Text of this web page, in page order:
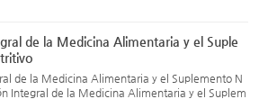
de la Medicina Alimentaria y el Suple
de la Medicina Alimentaria y el Suplemento N
Integral de la Medicina Alimentaria y el Suplem